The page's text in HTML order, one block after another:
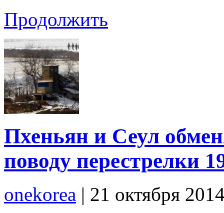
Продолжить
Пхеньян и Сеул
поводу перестрелки
onekorea | 21 октября